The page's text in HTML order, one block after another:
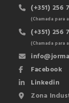
(+351) 256
(Chamada para
(+351) 256
(Chamada para
Facebook
Linkedin
Zona